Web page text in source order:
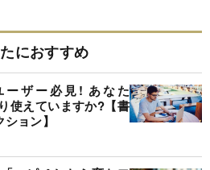
におすすめ
ーザー必見! あなた
使えていますか?【書
ョン】